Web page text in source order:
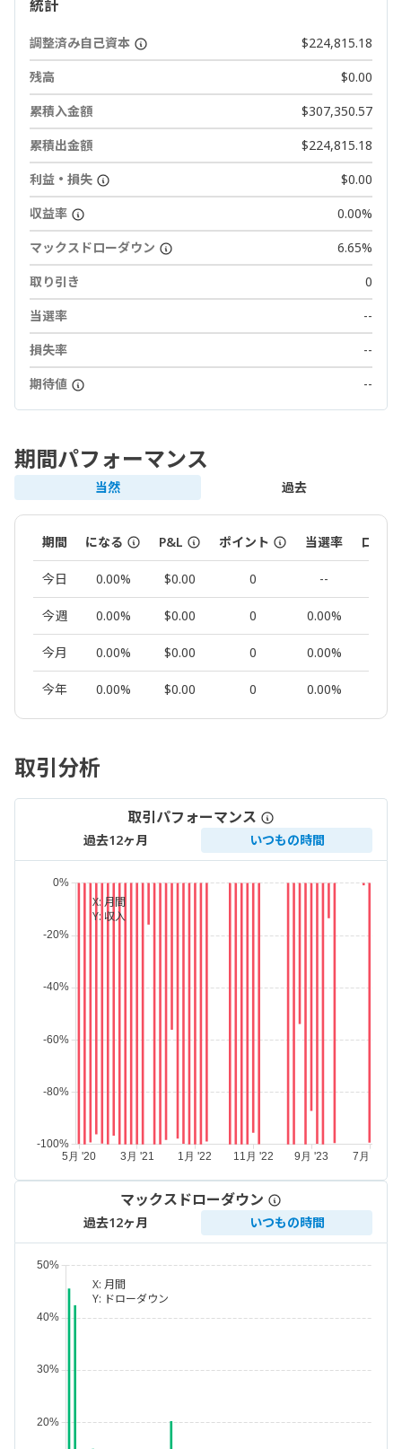
統計
調整済み自己資本
$224,815.18
残高
$0.00
累積入金額
$307,350.57
累積出金額
$224,815.18
利益・損失
$0.00
収益率
0.00%
マックスドローダウン
6.65%
取り引き
0
当選率
--
損失率
--
期待値
--
期間パフォーマンス
当然 過去
期間 になる P&L ポイント 当選率 ロット
今日 0.00% $0.00 0 --
今週 0.00% $0.00 0 0.00%
今月 0.00% $0.00 0 0.00%
今年 0.00% $0.00 0 0.00%
取引分析
取引パフォーマンス
過去12ヶ月 いつもの時間
X: 月間
Y: 収入
マックスドローダウン
過去12ヶ月 いつもの時間
X: 月間
Y: ドローダウン